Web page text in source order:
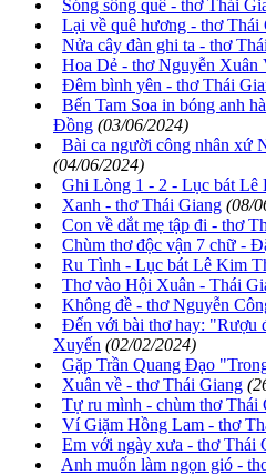
Sóng sông quê - thơ Thái
Lại về quê hương - thơ Thái
Nửa cây đàn ghi ta - thơ
Hoa Dẻ - thơ Nguyễn Xuân
Đêm bình yên - thơ Thái
Bến Tam Soa in bóng anh
Đồng (03/06/2024)
Bài ca người công nhân xứ
(04/06/2024)
Ghi Lòng 1 - 2 - Lục bát Lê
Xanh - thơ Thái Giang (08/
Con về dắt mẹ tập đi - thơ
Chùm thơ độc vận 7 chữ -
Ru Tình - Lục bát Lê Kim
Thơ vào Hội Xuân - Thái
Không đề - thơ Nguyễn
Đến với bài thơ hay: "Rượu
Xuyến (02/02/2024)
Gặp Trần Quang Đạo
Xuân về - thơ Thái Giang
Tự ru mình - chùm thơ Thái
Ví Giặm Hồng Lam - thơ
Em với ngày xưa - thơ Thái
Anh muốn làm ngọn gió -